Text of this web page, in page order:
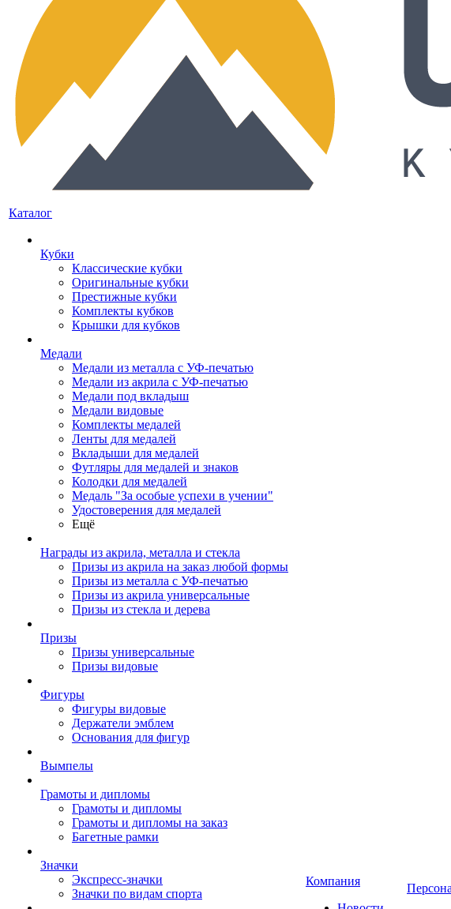
Каталог
Кубки
Классические кубки
Оригинальные кубки
Престижные кубки
Комплекты кубков
Крышки для кубков
Медали
Медали из металла с УФ-печатью
Медали из акрила с УФ-печатью
Медали под вкладыш
Медали видовые
Комплекты медалей
Ленты для медалей
Вкладыши для медалей
Футляры для медалей и знаков
Колодки для медалей
Медаль "За особые успехи в учении"
Удостоверения для медалей
Ещё
Награды из акрила, металла и стекла
Призы из акрила на заказ любой формы
Призы из металла с УФ-печатью
Призы из акрила универсальные
Призы из стекла и дерева
Призы
Призы универсальные
Призы видовые
Фигуры
Фигуры видовые
Держатели эмблем
Основания для фигур
Вымпелы
Грамоты и дипломы
Грамоты и дипломы
Грамоты и дипломы на заказ
Багетные рамки
Значки
Экспресс-значки
Значки по видам спорта
Компания